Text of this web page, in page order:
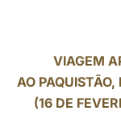
VIAGEM
AO
(16 DE